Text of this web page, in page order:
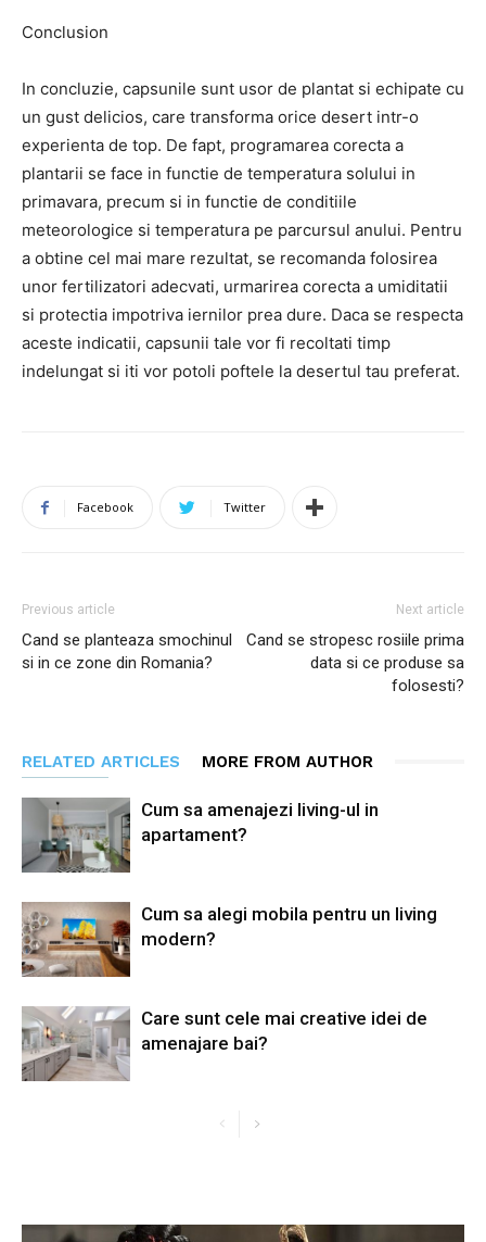
Conclusion
In concluzie, capsunile sunt usor de plantat si echipate cu
un gust delicios, care transforma orice desert intr-o
experienta de top. De fapt, programarea corecta a
plantarii se face in functie de temperatura solului in
primavara, precum si in functie de conditiile
meteorologice si temperatura pe parcursul anului. Pentru
a obtine cel mai mare rezultat, se recomanda folosirea
unor fertilizatori adecvati, urmarirea corecta a umiditatii
si protectia impotriva iernilor prea dure. Daca se respecta
aceste indicatii, capsunii tale vor fi recoltati timp
indelungat si iti vor potoli poftele la desertul tau preferat.
Facebook Twitter
Previous article
Cand se planteaza smochinul
si in ce zone din Romania?
Next article
Cand se stropesc rosiile prima
data si ce produse sa
folosesti?
RELATED ARTICLES MORE FROM AUTHOR
Cum sa amenajezi living-ul in
apartament?
Cum sa alegi mobila pentru un living
modern?
Care sunt cele mai creative idei de
amenajare bai?